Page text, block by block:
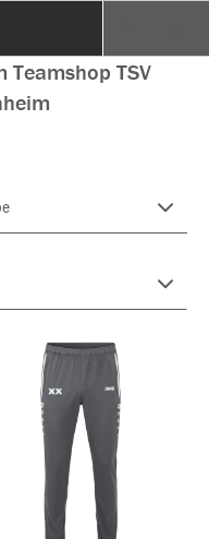
TSV